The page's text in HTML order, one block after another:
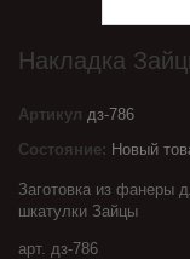
Накладка
Артикул дз-786
Состояние: Новый
Заготовка из фанеры
шкатулки Зайцы
арт. дз-786